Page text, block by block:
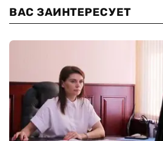
ВАС ЗАИНТЕРЕСУЕТ